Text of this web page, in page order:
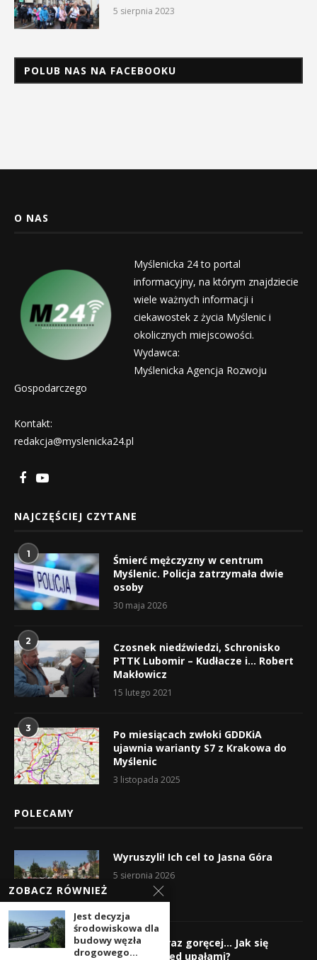
5 sierpnia 2023
POLUB NAS NA FACEBOOKU
O NAS
Myślenicka 24 to portal
informacyjny, na którym znajdziecie
wiele ważnych informacji i
ciekawostek z życia Myślenic i
okolicznych miejscowości.
Wydawca:
Myślenicka Agencja Rozwoju
Gospodarczego
Kontakt:
redakcja@myslenicka24.pl
NAJCZĘŚCIEJ CZYTANE
1
Śmierć mężczyzny w centrum
Myślenic. Policja zatrzymała dwie
osoby
30 maja 2026
2
Czosnek niedźwiedzi, Schronisko
PTTK Lubomir – Kudłacze i… Robert
Makłowicz
15 lutego 2021
3
Po miesiącach zwłoki GDDKiA
ujawnia warianty S7 z Krakowa do
Myślenic
3 listopada 2025
POLECAMY
Wyruszyli! Ich cel to Jasna Góra
5 sierpnia 2026
Gorąco, coraz goręcej… Jak się
chronić przed upałami?
ZOBACZ RÓWNIEŻ
Jest decyzja
środowiskowa dla
budowy węzła
drogowego...